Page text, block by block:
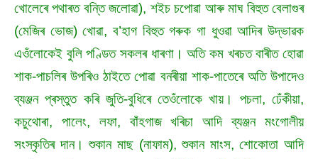
খোলেৰে পথাৰত বন্তি জলোৱা), শইচ চপোৱা আৰু মাঘ বিহুত বেলাগুৰ
(মেজিৰ ভোজ) খোৱা, ব’হাগ বিহুত গৰুক গা ধুওৱা আদিৰ উদ্ভাৱক
এওঁলোকেই বুলি পণ্ডিত সকলৰ ধাৰণা। অতি কম খৰচত বাৰীত হোৱা
শাক-পাচলিৰ উপৰিও ঠাইতে পোৱা বনৰীয়া শাক-পাতেৰে অতি উপাদেও
ব্যঞ্জন প্ৰস্তুত কৰি জুতি-বুধিৰে তেওঁলোকে খায়। পচলা, ঢেঁকীয়া,
কচুথোৰা, পালেং, লফা, বাঁহগাজ খৰিচা আদি ব্যঞ্জন মংগোলীয়
সংস্কৃতিৰ দান। শুকান মাছ (নাফাম), শুকান মাংস, শোকোতা আদি